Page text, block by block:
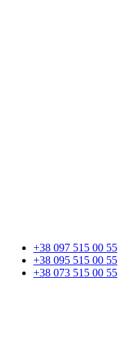
+38 097 515 00 55
+38 095 515 00 55
+38 073 515 00 55